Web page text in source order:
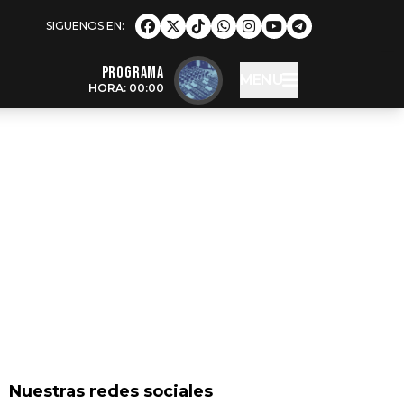
Programa
HORA: 00:00
Nuestras redes sociales